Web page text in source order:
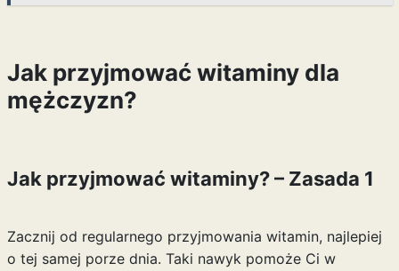
Jak przyjmować witaminy dla
mężczyzn?
Jak przyjmować witaminy? – Zasada 1
Zacznij od regularnego przyjmowania witamin, najlepiej
o tej samej porze dnia. Taki nawyk pomoże Ci w